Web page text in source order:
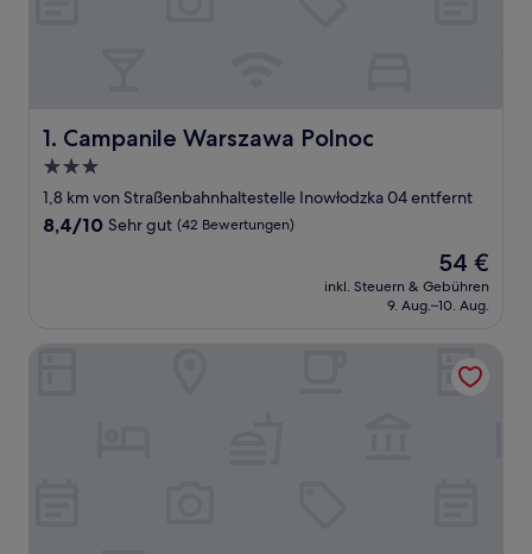
1. Campanile Warszawa Polnoc
Campanile Warszawa Polnoc
3.0-
Sterne-
Unterkunft
1,8 km von Straßenbahnhaltestelle Inowłodzka 04 entfernt
8.4
Bewertungen)
8,4/10 Sehr gut (42 Bewertungen)
Der
Preis
beträgt
54 €
inkl. Steuern & Gebühren
9. Aug.–10. Aug.